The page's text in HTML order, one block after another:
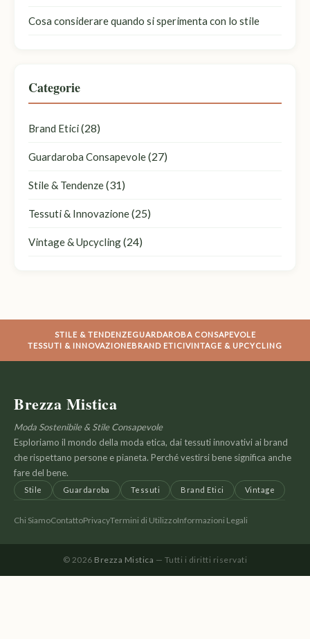
Cosa considerare quando si sperimenta con lo stile
Categorie
Brand Etici(28)
Guardaroba Consapevole(27)
Stile & Tendenze(31)
Tessuti & Innovazione(25)
Vintage & Upcycling(24)
STILE & TENDENZEGUARDAROBA CONSAPEVOLE
TESSUTI & INNOVAZIONEBRAND ETICIVINTAGE & UPCYCLING
Brezza Mistica
Moda Sostenibile & Stile Consapevole
Esploriamo il mondo della moda etica, dai tessuti innovativi ai brand
che rispettano persone e pianeta. Perché vestirsi bene significa anche
fare del bene.
Stile Guardaroba Tessuti Brand Etici Vintage
Chi SiamoContattoPrivacyTermini di UtilizzoInformazioni Legali
© 2026 Brezza Mistica — Tutti i diritti riservati